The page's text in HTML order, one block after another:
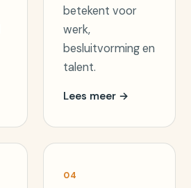
betekent voor
werk,
besluitvorming en
talent.
Lees meer →
04